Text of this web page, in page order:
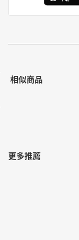
【克漏字】 The
毒藥？
響 / Writers Guild of
穿搭了嗎？
【主題寫作】 That
【閱讀測驗】
相似商品
更多推薦